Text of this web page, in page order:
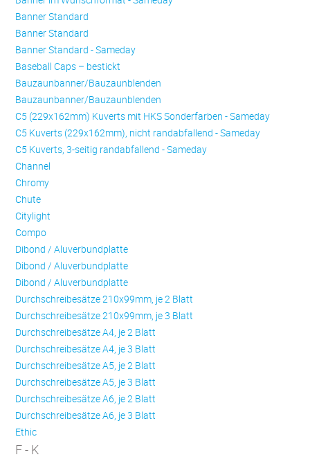
Banner Standard
Banner Standard
Banner Standard - Sameday
Baseball Caps – bestickt
Bauzaunbanner/Bauzaunblenden
Bauzaunbanner/Bauzaunblenden
C5 (229x162mm) Kuverts mit HKS Sonderfarben - Sameday
C5 Kuverts (229x162mm), nicht randabfallend - Sameday
C5 Kuverts, 3-seitig randabfallend - Sameday
Channel
Chromy
Chute
Citylight
Compo
Dibond / Aluverbundplatte
Dibond / Aluverbundplatte
Dibond / Aluverbundplatte
Durchschreibesätze 210x99mm, je 2 Blatt
Durchschreibesätze 210x99mm, je 3 Blatt
Durchschreibesätze A4, je 2 Blatt
Durchschreibesätze A4, je 3 Blatt
Durchschreibesätze A5, je 2 Blatt
Durchschreibesätze A5, je 3 Blatt
Durchschreibesätze A6, je 2 Blatt
Durchschreibesätze A6, je 3 Blatt
Ethic
F - K